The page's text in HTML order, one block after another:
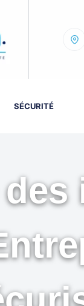
SÉCURITÉ